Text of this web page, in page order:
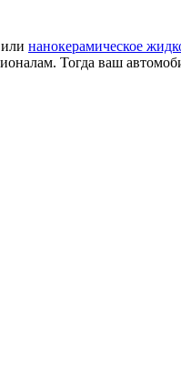
нанокерамическое
Тогда ваш